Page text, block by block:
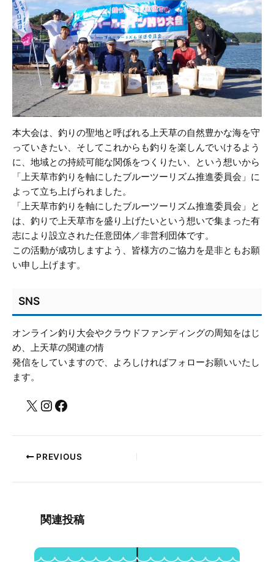
本大会は、釣りの聖地と呼ばれる上天草の自然豊かな海を守
っていきたい、そしてこれからも釣りを楽しんでいけるよう
に、地域との持続可能な関係をつくりたい、という想いから
「上天草市釣りを軸にしたブルーツーリズム推進委員会」に
よって立ち上げられました。
「上天草市釣りを軸にしたブルーツーリズム推進委員会」と
は、釣りで上天草市を盛り上げたいという想いで集まった有
志により設立された任意団体／非営利団体です。
この活動が成功しますよう、皆様方のご協力を是非ともお願
い申し上げます。
SNS
オンライン釣り大会やクラウドファンディングの周知をはじ
め、上天草の関連の情
発信をしていますので、よろしければフォローお願いいたし
ます。
PREVIOUS
関連投稿